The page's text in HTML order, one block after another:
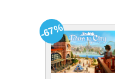
-67%